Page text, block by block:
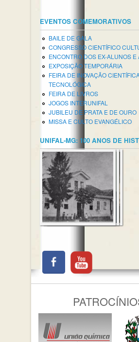
EVENTOS COMEMORATIVOS
BAILE DE GALA
CONGRESSO CIENTÍFICO
ENCONTRO DOS EX-ALUNOS E
EXPOSIÇÃO TEMPORÁRIA
FEIRA DE INOVAÇÃO
TECNOLÓGICA
FEIRA DE LIVROS
JOGOS INTERUNIFAL
JUBILEU DE PRATA E DE OURO
MISSA E CULTO EVANGÉLICO
UNIFAL-MG: 100 ANOS DE